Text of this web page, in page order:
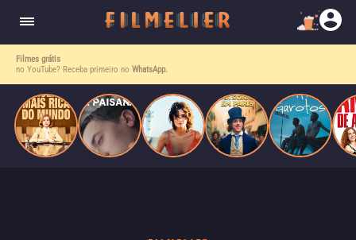
Filmes grátis
no YouTube? Receba primeiro no WhatsApp.
do
Mundo